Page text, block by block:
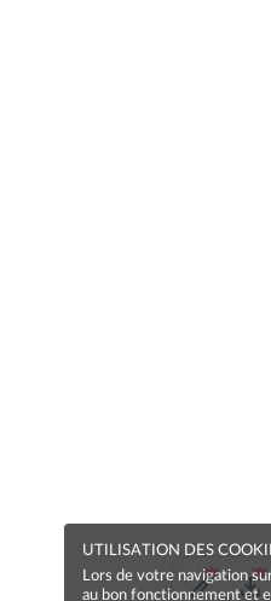
UTILISATION DES
Lors de votre navigation
au bon fonctionnement et